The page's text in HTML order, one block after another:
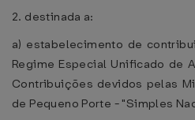
2. destinada a:
a) estabelecimento de
Regime Especial Unificado de
Contribuições devidos pelas
de Pequeno Porte - "Simples